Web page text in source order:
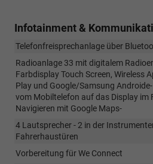
Infotainment &
Telefonfreisprechanlage über
Radioanlage 33 mit digitalem
Farbdisplay Touch Screen, Wireless
Play und Google/Samsung
vom Mobiltelefon auf das Display im
Navigieren mit Google Maps-
4 Lautsprecher - 2 in der
Fahrerhaustüren
Vorbereitung für We Connect